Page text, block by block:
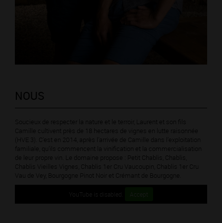
NOUS
Soucieux de respecter la nature et le terroir, Laurent et son fils
Camille cultivent près de 18 hectares de vignes en lutte raisonnée
(HVE 3). C’est en 2014, après l’arrivée de Camille dans l’exploitation
familiale, qu’ils commencent la vinification et la commercialisation
de leur propre vin. Le domaine propose : Petit Chablis, Chablis,
Chablis Vieilles Vignes, Chablis 1er Cru Vaucoupin, Chablis 1er Cru
Vau de Vey, Bourgogne Pinot Noir et Crémant de Bourgogne.
YouTube is disabled. Accept